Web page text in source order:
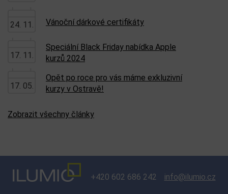
24. 11. Vánoční dárkové certifikáty
17. 11.
Speciální Black Friday nabídka Apple
kurzů 2024
17. 05.
Opět po roce pro vás máme exkluzivní
kurzy v Ostravě!
Zobrazit všechny články
+420 602 686 242 info@ilumio.cz